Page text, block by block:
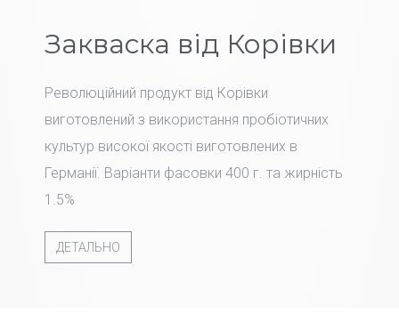
Закваска від Корівки
Революційний продукт від Корівки
виготовлений з використання пробіотичних
культур високої якості виготовлених в
Германії. Варіанти фасовки 400 г. та жирність
1.5%
ДЕТАЛЬНО